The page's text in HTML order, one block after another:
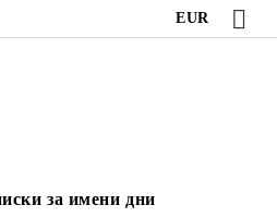
EUR
за имени дни